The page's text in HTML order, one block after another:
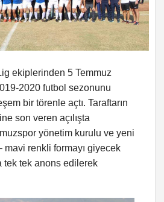
ekiplerinden 5 Temmuz
2020 futbol sezonunu
bir törenle açtı. Taraftarın
son veren açılışta
yönetim kurulu ve yeni
mavi renkli formayı giyecek
tek tek anons edilerek